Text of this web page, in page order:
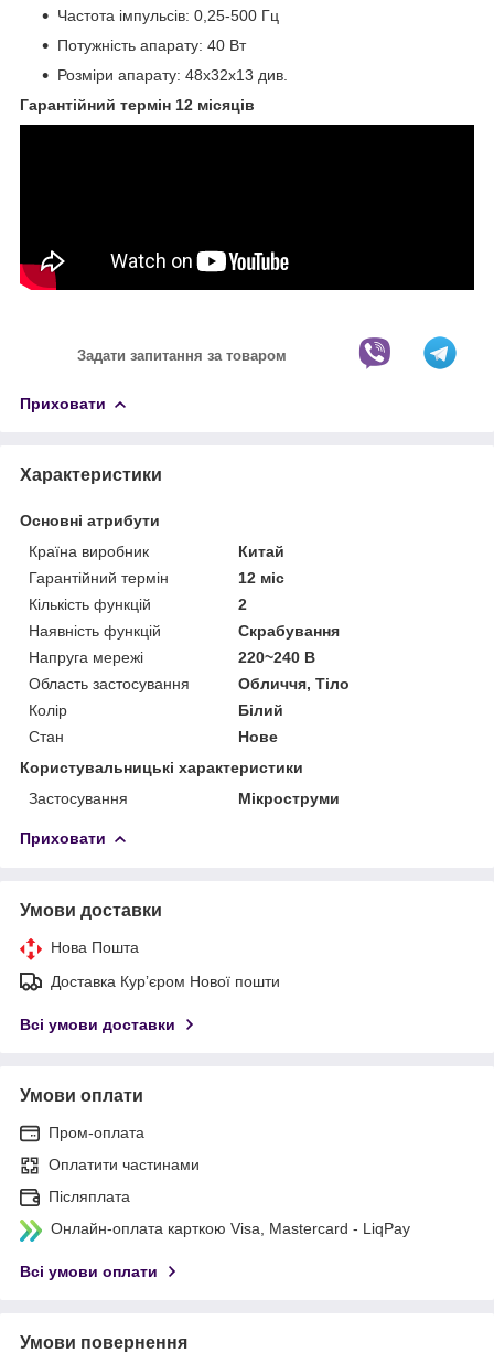
Частота імпульсів: 0,25-500 Гц
Потужність апарату: 40 Вт
Розміри апарату: 48х32х13 див.
Гарантійний термін 12 місяців
Задати запитання за товаром
Приховати
Характеристики
Основні атрибути
Країна виробник
Китай
Гарантійний термін
12 міс
Кількість функцій
2
Наявність функцій
Скрабування
Напруга мережі
220~240 В
Область застосування
Обличчя, Тіло
Колір
Білий
Стан
Нове
Користувальницькі характеристики
Застосування
Мікроструми
Приховати
Умови доставки
Нова Пошта
Доставка Курʼєром Нової пошти
Всі умови доставки
Умови оплати
Пром-оплата
Оплатити частинами
Післяплата
Онлайн-оплата карткою Visa, Mastercard - LiqPay
Всі умови оплати
Умови повернення